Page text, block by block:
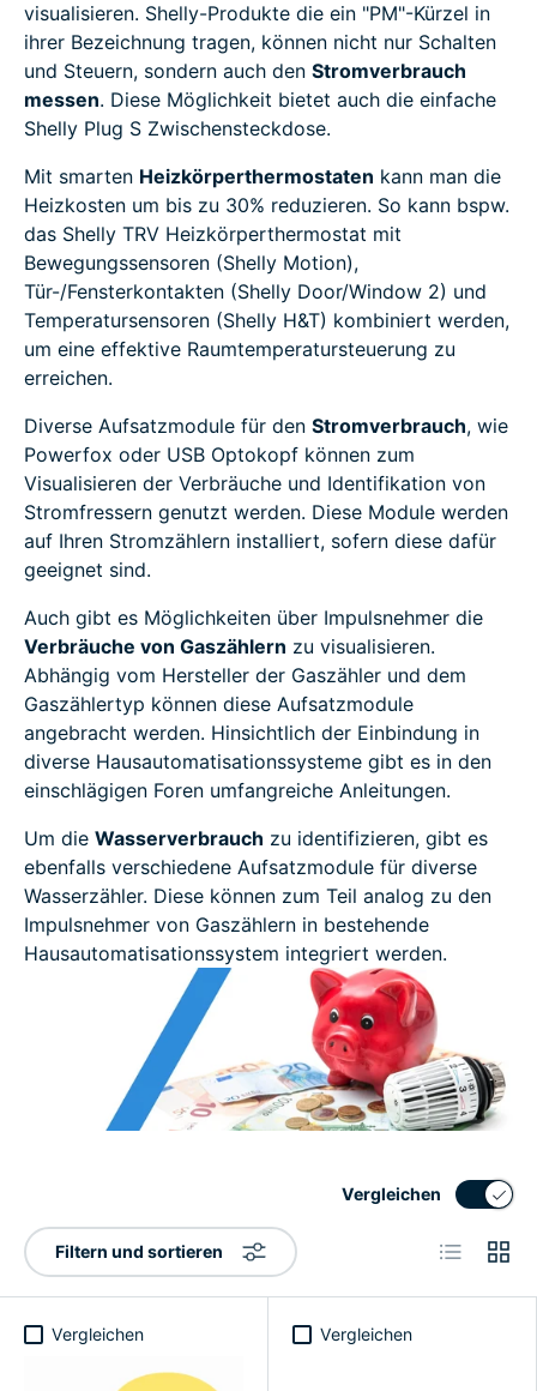
visualisieren. Shelly-Produkte die ein "PM"-Kürzel in
ihrer Bezeichnung tragen, können nicht nur Schalten
und Steuern, sondern auch den Stromverbrauch
messen. Diese Möglichkeit bietet auch die einfache
Shelly Plug S Zwischensteckdose.
Mit smarten Heizkörperthermostaten kann man die
Heizkosten um bis zu 30% reduzieren. So kann bspw.
das Shelly TRV Heizkörperthermostat mit
Bewegungssensoren (Shelly Motion),
Tür-/Fensterkontakten (Shelly Door/Window 2) und
Temperatursensoren (Shelly H&T) kombiniert werden,
um eine effektive Raumtemperatursteuerung zu
erreichen.
Diverse Aufsatzmodule für den Stromverbrauch, wie
Powerfox oder USB Optokopf können zum
Visualisieren der Verbräuche und Identifikation von
Stromfressern genutzt werden. Diese Module werden
auf Ihren Stromzählern installiert, sofern diese dafür
geeignet sind.
Auch gibt es Möglichkeiten über Impulsnehmer die
Verbräuche von Gaszählern zu visualisieren.
Abhängig vom Hersteller der Gaszähler und dem
Gaszählertyp können diese Aufsatzmodule
angebracht werden. Hinsichtlich der Einbindung in
diverse Hausautomatisationssysteme gibt es in den
einschlägigen Foren umfangreiche Anleitungen.
Um die Wasserverbrauch zu identifizieren, gibt es
ebenfalls verschiedene Aufsatzmodule für diverse
Wasserzähler. Diese können zum Teil analog zu den
Impulsnehmer von Gaszählern in bestehende
Hausautomatisationssystem integriert werden.
Filtern und sortieren
Vergleichen
Vergleichen Vergleichen